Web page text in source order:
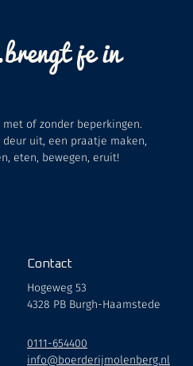
je in
of zonder beperkingen.
uit, een praatje maken,
eten, bewegen, eruit!
Contact
Hogeweg 53
4328 PB Burgh-Haamstede
0111-654400
info@boerderijmolenberg.nl